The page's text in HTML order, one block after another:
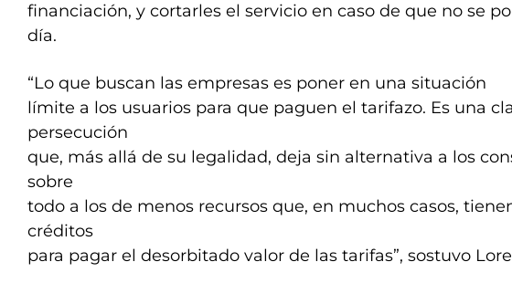
financiación, y cortarles el servicio en caso de que no se
día.
“Lo que buscan las empresas es poner en una situación
límite a los usuarios para que paguen el tarifazo. Es una
persecución
que, más allá de su legalidad, deja sin alternativa a los
sobre
todo a los de menos recursos que, en muchos casos,
créditos
para pagar el desorbitado valor de las tarifas”, sostuvo